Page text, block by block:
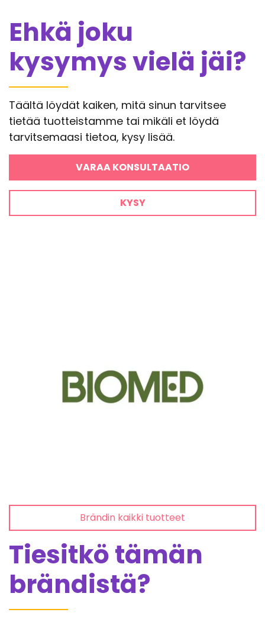
Ehkä joku
kysymys vielä jäi?
Täältä löydät kaiken, mitä sinun tarvitsee
tietää tuotteistamme tai mikäli et löydä
tarvitsemaasi tietoa, kysy lisää.
VARAA KONSULTAATIO
KYSY
Brändin kaikki tuotteet
Tiesitkö tämän
brändistä?